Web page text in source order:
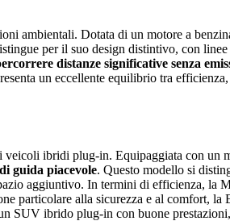
ambientali. Dotata di un motore a
per il suo design distintivo, con
distanze significative senza
un eccellente equilibrio tra
ibridi plug-in. Equipaggiata con un
guida piacevole. Questo modello si
aggiuntivo. In termini di efficienza, la
particolare alla sicurezza e al comfort, la
ibrido plug-in con buone